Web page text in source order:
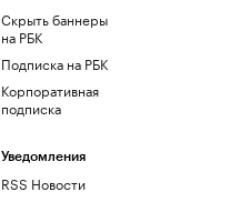
Скрыть баннеры
на РБК
Подписка на РБК
Корпоративная
подписка
Уведомления
RSS Новости